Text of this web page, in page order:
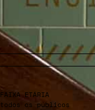
FAIXA ETÁRIA
todos os públicos